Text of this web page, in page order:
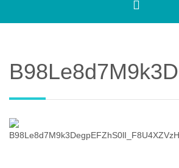
[Spanish]